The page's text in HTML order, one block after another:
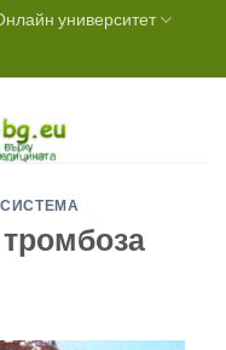
университет